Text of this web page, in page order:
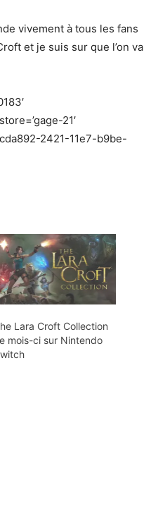
vivement à tous les fans
et je suis sur que l’on va
21′
2421-11e7-b9be-
Lara Croft Collection
mois-ci sur Nintendo